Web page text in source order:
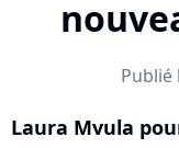
Publié
Laura Mvula